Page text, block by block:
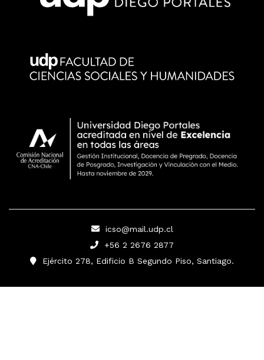
icso@mail.udp.cl
+56 2 2676 2877
Ejército 278, Edificio B Segundo Piso, Santiago.